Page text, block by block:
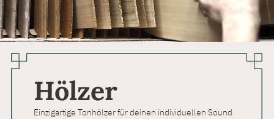
Hölzer
Einzigartige Tonhölzer für deinen individuellen Sound